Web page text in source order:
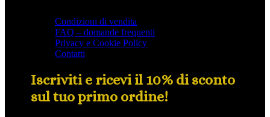
Condizioni di vendita
FAQ – domande frequenti
Privacy e Cookie Policy
Contatti
Iscriviti e ricevi il 10% di sconto
sul tuo primo ordine!